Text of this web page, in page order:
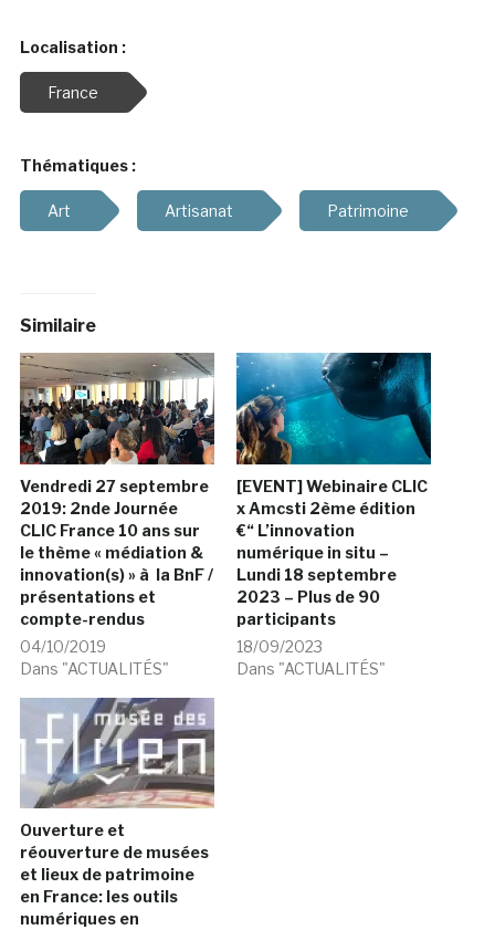
Localisation :
France
Thématiques :
Art Artisanat Patrimoine
Similaire
Vendredi 27 septembre
2019: 2nde Journée
CLIC France 10 ans sur
le thème « médiation &
innovation(s) » à la BnF /
présentations et
compte-rendus
04/10/2019
Dans "ACTUALITÉS"
[EVENT] Webinaire CLIC
x Amcsti 2ème édition
€“ L’innovation
numérique in situ –
Lundi 18 septembre
2023 – Plus de 90
participants
18/09/2023
Dans "ACTUALITÉS"
Ouverture et
réouverture de musées
et lieux de patrimoine
en France: les outils
numériques en